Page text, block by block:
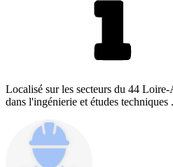
Localisé sur les secteurs du 44
dans l'ingénierie et études techniques